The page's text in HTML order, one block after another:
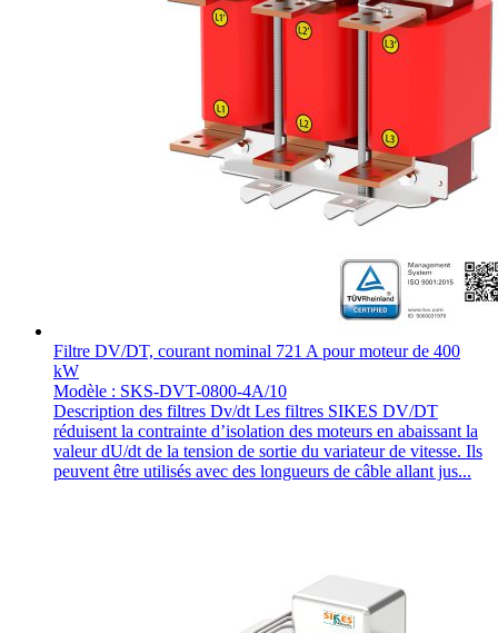
Filtre DV/DT, courant nominal 721 A pour moteur de 400
kW
Modèle : SKS-DVT-0800-4A/10
Description des filtres Dv/dt Les filtres SIKES DV/DT
réduisent la contrainte d’isolation des moteurs en abaissant la
valeur dU/dt de la tension de sortie du variateur de vitesse. Ils
peuvent être utilisés avec des longueurs de câble allant jus...